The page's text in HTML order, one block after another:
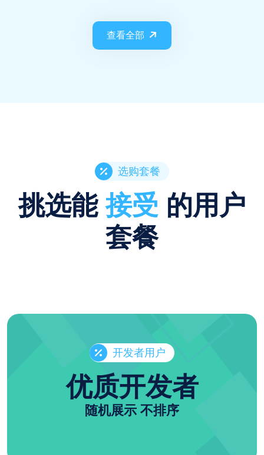
查看全部
选购套餐
挑选能接受 的用户
套餐
开发者用户
优质开发者
随机展示 不排序